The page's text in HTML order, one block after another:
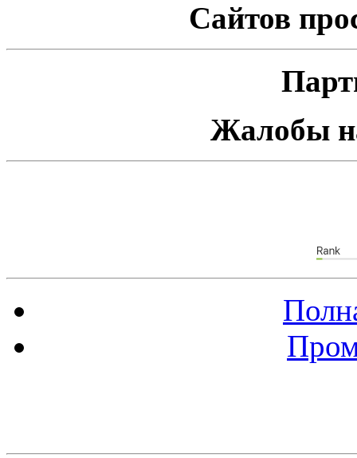
Сайтов
Жалобы